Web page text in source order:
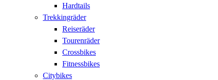
Hardtails
Trekkingräder
Reiseräder
Tourenräder
Crossbikes
Fitnessbikes
Citybikes